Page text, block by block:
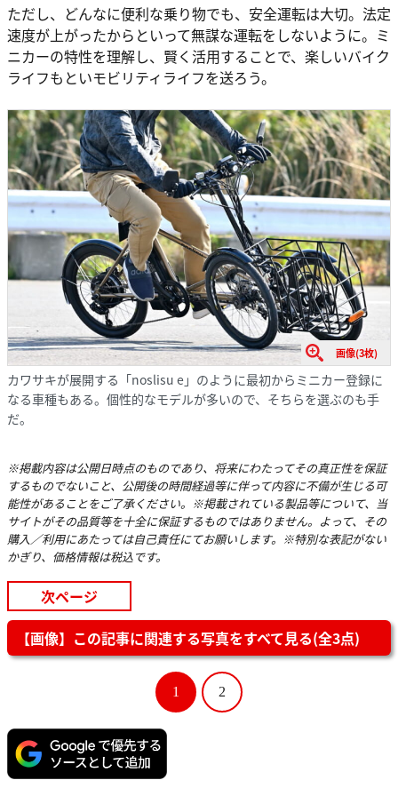
ただし、どんなに便利な乗り物でも、安全運転は大切。法定
速度が上がったからといって無謀な運転をしないように。ミ
ニカーの特性を理解し、賢く活用することで、楽しいバイク
ライフもといモビリティライフを送ろう。
画像(3枚)
カワサキが展開する「noslisu e」のように最初からミニカー登録に
なる車種もある。個性的なモデルが多いので、そちらを選ぶのも手
だ。
※掲載内容は公開日時点のものであり、将来にわたってその真正性を保証
するものでないこと、公開後の時間経過等に伴って内容に不備が生じる可
能性があることをご了承ください。※掲載されている製品等について、当
サイトがその品質等を十全に保証するものではありません。よって、その
購入／利用にあたっては自己責任にてお願いします。※特別な表記がない
かぎり、価格情報は税込です。
次ページ
【画像】この記事に関連する写真をすべて見る(全3点)
1 2